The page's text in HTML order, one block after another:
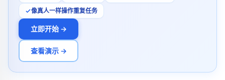
像真人一样操作重复任务
立即开始 →
查看演示 →